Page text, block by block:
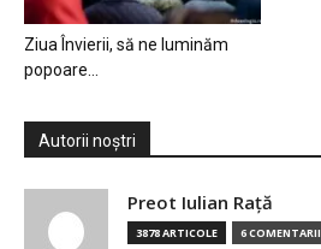
Ziua Învierii, să ne luminăm
popoare…
Autorii noștri
Preot Iulian Raţă
3878 ARTICOLE 6 COMENTARII